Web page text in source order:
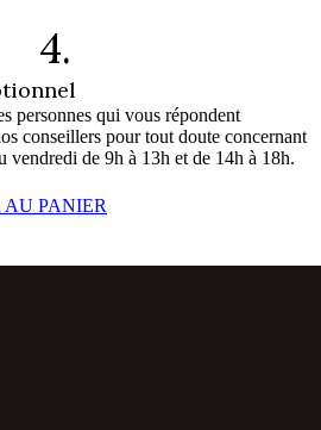
4.
personnes qui vous répondent
conseillers pour tout doute concernant
vendredi de 9h à 13h et de 14h à 18h.
PANIER